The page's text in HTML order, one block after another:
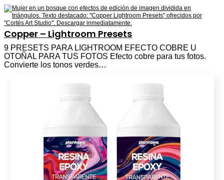
Copper – Lightroom Presets
9 PRESETS PARA LIGHTROOM EFECTO COBRE U
OTOÑAL PARA TUS FOTOS Efecto cobre para tus fotos.
Convierte los tonos verdes…